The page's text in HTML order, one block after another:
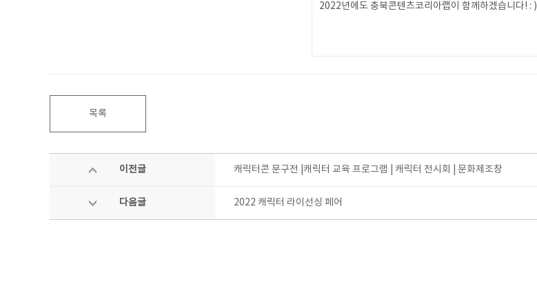
2022년에도 충북콘텐츠코리아랩이 함께하겠습니다! : )
목록
이전글 캐릭터콘 문구전 |캐릭터 교육 프로그램 | 캐릭터 전시회 | 문화제조창
다음글 2022 캐릭터 라이선싱 페어